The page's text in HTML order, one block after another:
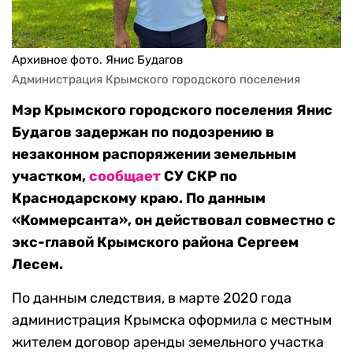
Архивное фото. Янис Будагов
Администрация Крымского городского поселения
Мэр Крымского городского поселения Янис
Будагов задержан по подозрению в
незаконном распоряжении земельным
участком,сообщаетСУ СКР по
Краснодарскому краю. По данным
«Коммерсанта», он действовал совместно с
экс-главой Крымского района Сергеем
Лесем.
По данным следствия, в марте 2020 года
администрация Крымска оформила с местным
жителем договор аренды земельного участка